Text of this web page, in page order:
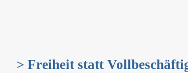
> Freiheit statt